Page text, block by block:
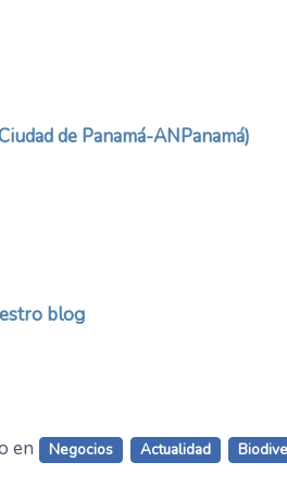
de Panamá-ANPanamá)
blog
en Negocios Actualidad